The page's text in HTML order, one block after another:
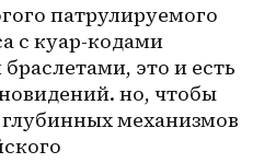
патрулируемого
с куар-кодами
это и есть
но, чтобы
механизмов